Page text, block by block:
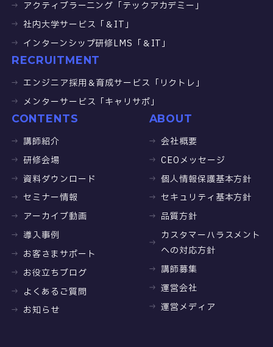
アクティブラーニング「テックアカデミー」
社内大学サービス「＆IT」
インターンシップ研修LMS「＆IT」
RECRUITMENT
エンジニア採用＆育成サービス「リクトレ」
メンターサービス「キャリサポ」
CONTENTS
講師紹介
研修会場
資料ダウンロード
セミナー情報
アーカイブ動画
導入事例
お客さまサポート
お役立ちブログ
よくあるご質問
お知らせ
ABOUT
会社概要
CEOメッセージ
個人情報保護基本方針
セキュリティ基本方針
品質方針
カスタマーハラスメント
への対応方針
講師募集
運営会社
運営メディア